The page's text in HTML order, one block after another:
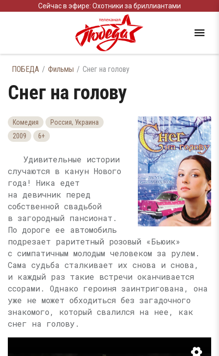
Сейчас в эфире: Охотники за бриллиантами
ПОБЕДА Фильмы Снег на голову
Снег на голову
Комедия
Россия, Украина
2009
6+
Удивительные истории
случаются в канун Нового
года! Ника едет
на девичник перед
собственной свадьбой
в загородный пансионат.
По дороге ее автомобиль
подрезает раритетный розовый «Бьюик»
с симпатичным молодым человеком за рулем.
Сама судьба сталкивает их снова и снова,
и каждый раз такие встречи оканчивается
ссорами. Однако героиня заинтригована, она
уже не может обходиться без загадочного
знакомого, который свалился на нее, как
снег на голову.